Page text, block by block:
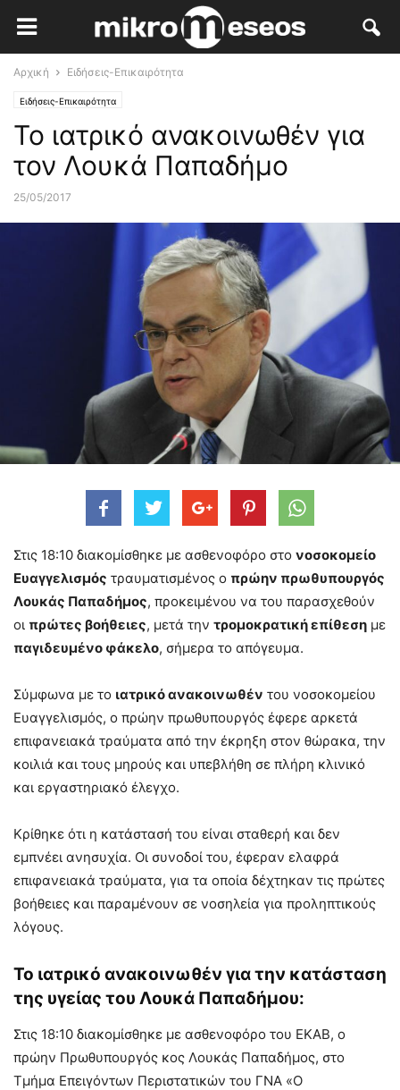
Αρχική Ειδήσεις-Επικαιρότητα
Ειδήσεις-Επικαιρότητα
Το ιατρικό ανακοινωθέν για
τον Λουκά Παπαδήμο
25/05/2017
Στις 18:10 διακομίσθηκε με ασθενοφόρο στο νοσοκομείο
Ευαγγελισμός τραυματισμένος ο πρώην πρωθυπουργός
Λουκάς Παπαδήμος, προκειμένου να του παρασχεθούν
οι πρώτες βοήθειες, μετά την τρομοκρατική επίθεση με
παγιδευμένο φάκελο, σήμερα το απόγευμα.
Σύμφωνα με το ιατρικό ανακοινωθέν του νοσοκομείου
Ευαγγελισμός, ο πρώην πρωθυπουργός έφερε αρκετά
επιφανειακά τραύματα από την έκρηξη στον θώρακα, την
κοιλιά και τους μηρούς και υπεβλήθη σε πλήρη κλινικό
και εργαστηριακό έλεγχο.
Κρίθηκε ότι η κατάστασή του είναι σταθερή και δεν
εμπνέει ανησυχία. Οι συνοδοί του, έφεραν ελαφρά
επιφανειακά τραύματα, για τα οποία δέχτηκαν τις πρώτες
βοήθειες και παραμένουν σε νοσηλεία για προληπτικούς
λόγους.
Το ιατρικό ανακοινωθέν για την κατάσταση
της υγείας του Λουκά Παπαδήμου:
Στις 18:10 διακομίσθηκε με ασθενοφόρο του ΕΚΑΒ, ο
πρώην Πρωθυπουργός κος Λουκάς Παπαδήμος, στο
Τμήμα Επειγόντων Περιστατικών του ΓΝΑ «Ο